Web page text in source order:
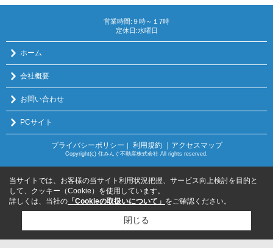
営業時間:９時～１7時
定休日:水曜日
ホーム
会社概要
お問い合わせ
PCサイト
プライバシーポリシー ｜ 利用規約 ｜アクセスマップ
Copyright(c) 住みんぐ不動産株式会社 All rights reserved.
当サイトでは、お客様の当サイト利用状況把握、サービス向上検討を目的と
して、クッキー（Cookie）を使用しています。
詳しくは、当社の 「Cookieの取扱いについて」 をご確認ください。
閉じる